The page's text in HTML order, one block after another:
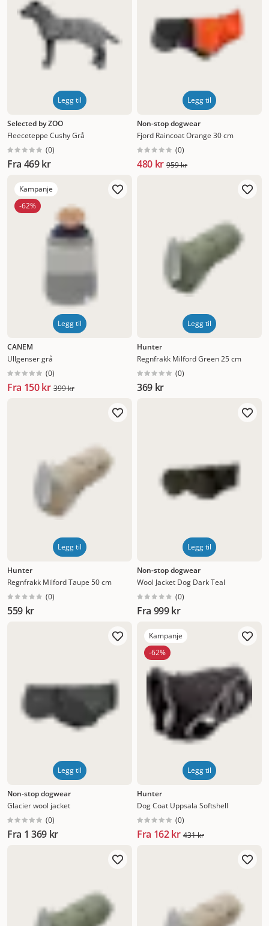
Legg til
Selected by ZOO
Fleeceteppe Cushy Grå
(0)
Fra 469 kr
Legg til
Non-stop dogwear
Fjord Raincoat Orange 30 cm
(0)
480 kr 959 kr
Kampanje
-62%
Legg til
CANEM
Ullgenser grå
(0)
Fra 150 kr 399 kr
Legg til
Hunter
Regnfrakk Milford Green 25 cm
(0)
369 kr
Legg til
Hunter
Regnfrakk Milford Taupe 50 cm
(0)
559 kr
Legg til
Non-stop dogwear
Wool Jacket Dog Dark Teal
(0)
Fra 999 kr
Legg til
Non-stop dogwear
Glacier wool jacket
(0)
Fra 1 369 kr
Kampanje
-62%
Legg til
Hunter
Dog Coat Uppsala Softshell
(0)
Fra 162 kr 431 kr